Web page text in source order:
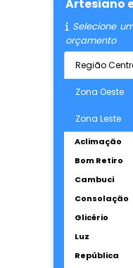
Artesiano
Selecione
orçamento
Região
Zona Oeste
Zona Leste
Aclimação
Bom Retiro
Cambuci
Consolação
Glicério
Luz
República